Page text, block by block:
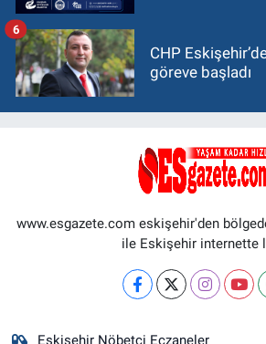
CHP
göreve başladı
6
www.esgazete.com eskişehir'den
ile Eskişehir internette
Eskişehir Nöbetçi Eczaneler